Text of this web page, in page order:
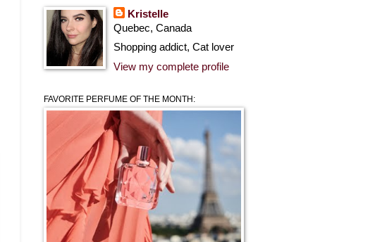
Kristelle
Quebec, Canada
Shopping addict, Cat lover
View my complete profile
FAVORITE PERFUME OF THE MONTH: